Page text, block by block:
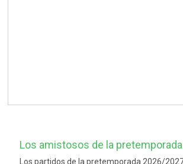
Los amistosos de la
Los partidos de la pretemporada 2026/